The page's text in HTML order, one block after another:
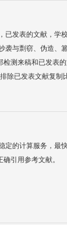
已发表的文献，学
袭与剽窃、伪造、
测来稿和已发表
除已发表文献复制
定的计算服务，最
引用参考文献。